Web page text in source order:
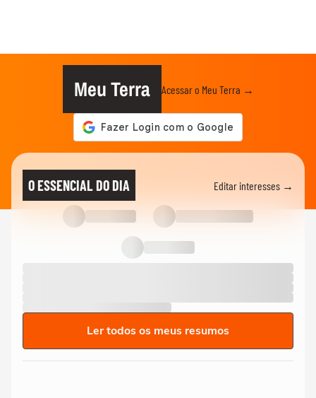
Meu Terra Acessar o Meu Terra →
O ESSENCIAL DO DIA Editar interesses →
Ler todos os meus resumos